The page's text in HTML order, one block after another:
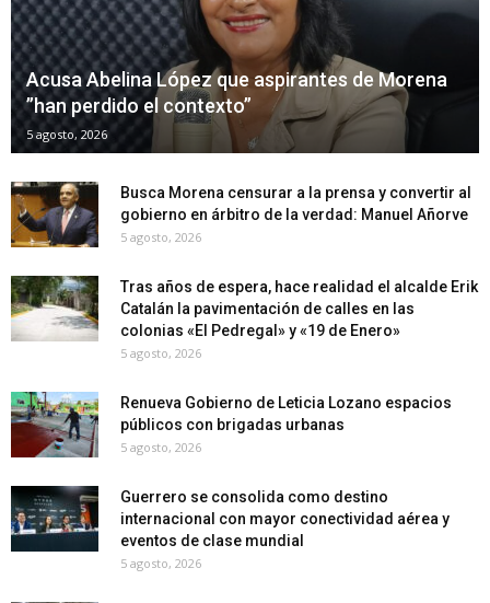
Acusa Abelina López que aspirantes de Morena
”han perdido el contexto”
5 agosto, 2026
Busca Morena censurar a la prensa y convertir al
gobierno en árbitro de la verdad: Manuel Añorve
5 agosto, 2026
Tras años de espera, hace realidad el alcalde Erik
Catalán la pavimentación de calles en las
colonias «El Pedregal» y «19 de Enero»
5 agosto, 2026
Renueva Gobierno de Leticia Lozano espacios
públicos con brigadas urbanas
5 agosto, 2026
Guerrero se consolida como destino
internacional con mayor conectividad aérea y
eventos de clase mundial
5 agosto, 2026